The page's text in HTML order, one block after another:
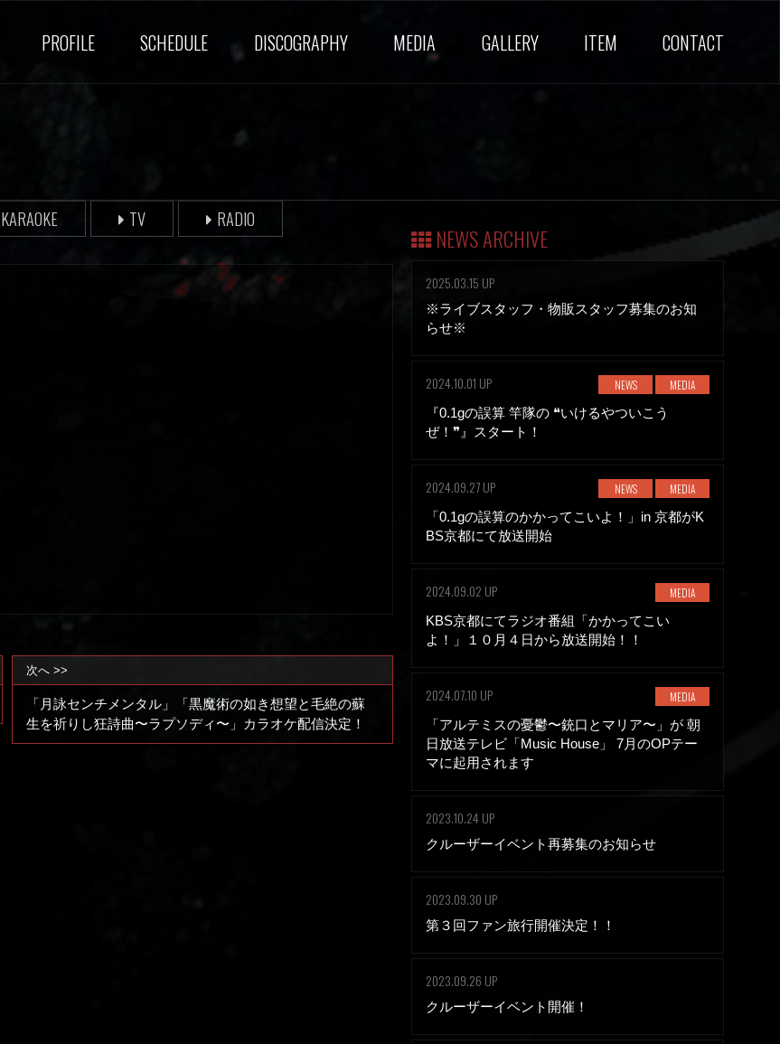
PROFILE SCHEDULE DISCOGRAPHY MEDIA GALLERY ITEM CONTACT
KARAOKE TV RADIO
次へ >>
「月詠センチメンタル」「黒魔術の如き想望と毛絶の蘇
生を祈りし狂詩曲〜ラプソディ〜」カラオケ配信決定！
NEWS ARCHIVE
2025.03.15 UP
※ライブスタッフ・物販スタッフ募集のお知
らせ※
2024.10.01 UP NEWS
MEDIA
『0.1gの誤算 竿隊の ❝いけるやついこう
ぜ！❞』スタート！
2024.09.27 UP NEWS
MEDIA
「0.1gの誤算のかかってこいよ！」in 京都がK
BS京都にて放送開始
2024.09.02 UP
MEDIA
KBS京都にてラジオ番組「かかってこい
よ！」１０月４日から放送開始！！
2024.07.10 UP
MEDIA
「アルテミスの憂鬱〜銃口とマリア〜」が 朝
日放送テレビ「Music House」 7月のOPテー
マに起用されます
2023.10.24 UP
クルーザーイベント再募集のお知らせ
2023.09.30 UP
第３回ファン旅行開催決定！！
2023.09.26 UP
クルーザーイベント開催！